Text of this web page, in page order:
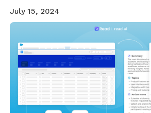
July 15, 2024